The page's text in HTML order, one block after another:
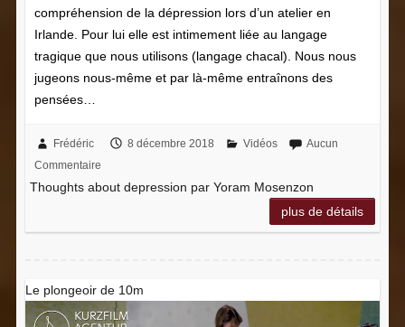
compréhension de la dépression lors d’un atelier en
Irlande. Pour lui elle est intimement liée au langage
tragique que nous utilisons (langage chacal). Nous nous
jugeons nous-même et par là-même entraînons des
pensées…
Frédéric 8 décembre 2018 Vidéos
Aucun
Commentaire
Thoughts about depression par Yoram Mosenzon
plus de détails
Le plongeoir de 10m